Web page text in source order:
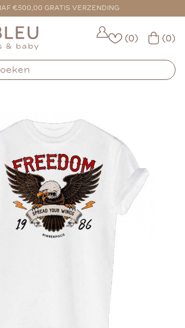
€500,00 GRATIS VERZENDING
(0) (0)